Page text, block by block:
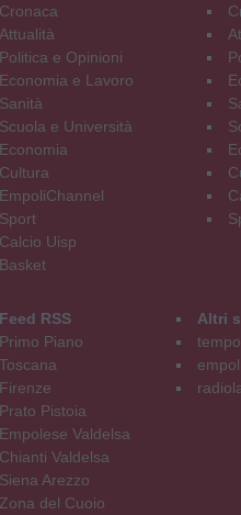
Cronaca
Attualità
Politica e Opinioni
Economia e Lavoro
Sanità
Scuola e Università
Economia
Cultura
EmpoliChannel
Sport
Calcio Uisp
Basket
Feed RSS
Primo Piano
Toscana
Firenze
Prato Pistoia
Empolese Valdelsa
Chianti Valdelsa
Siena Arezzo
Zona del Cuoio
Altri